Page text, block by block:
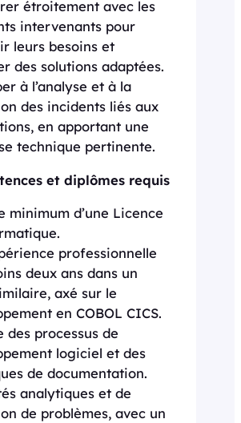
étroitement avec les
intervenants pour
leurs besoins et
des solutions adaptées.
à l’analyse et à la
des incidents liés aux
en apportant une
technique pertinente.
et diplômes requis
minimum d’une Licence
professionnelle
deux ans dans un
axé sur le
en COBOL CICS.
des processus de
logiciel et des
de documentation.
analytiques et de
de problèmes, avec un